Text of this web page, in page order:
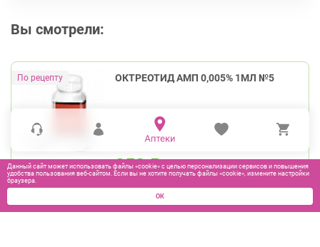
Вы смотрели:
ОКТРЕОТИД АМП 0,005% 1МЛ №5
352₽
Данный сайт может использовать файлы «cookie» с целью персонализации сервисов и повышения
удобства пользования веб-сайтом. Если вы не хотите получать файлы «cookie», измените настройки
браузера.
ОК